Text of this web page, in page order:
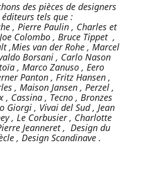
des pièces de designers
éditeurs tels que :
, Pierre Paulin , Charles et
Colombo , Bruce Tippet ,
,Mies van der Rohe , Marcel
Borsani , Carlo Nason
, Marco Zanuso , Eero
Panton , Fritz Hansen ,
, Maison Jansen , Perzel ,
, Cassina , Tecno , Bronzes
Giorgi , Vivai del Sud , Jean
, Le Corbusier , Charlotte
Jeanneret , Design du
, Design Scandinave .